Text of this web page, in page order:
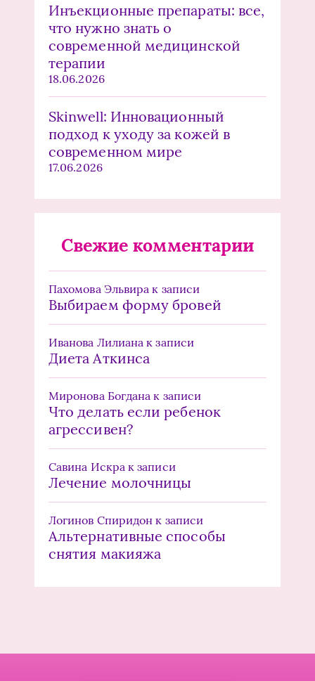
Инъекционные препараты: все,
что нужно знать о
современной медицинской
терапии
18.06.2026
Skinwell: Инновационный
подход к уходу за кожей в
современном мире
17.06.2026
Свежие комментарии
Пахомова Эльвира к записи
Выбираем форму бровей
Иванова Лилиана к записи
Диета Аткинса
Миронова Богдана к записи
Что делать если ребенок
агрессивен?
Савина Искра к записи
Лечение молочницы
Логинов Спиридон к записи
Альтернативные способы
снятия макияжа